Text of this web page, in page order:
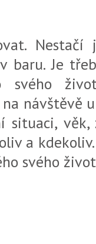
Nestačí
baru. Je
svého
návštěvě
situaci,
a
svého